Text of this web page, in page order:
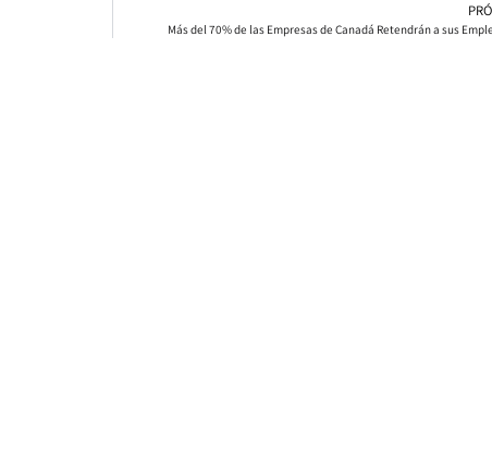
Más del 70% de las Empresas de Canadá Retendrán a sus